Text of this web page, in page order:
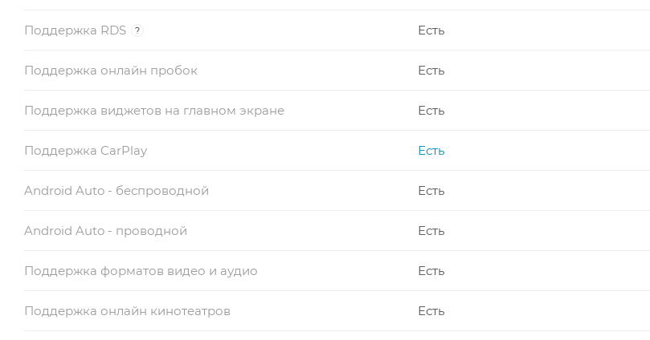
Поддержка RDS ? Есть
Поддержка онлайн пробок Есть
Поддержка виджетов на главном экране Есть
Поддержка CarPlay Есть
Android Auto - беспроводной Есть
Android Auto - проводной Есть
Поддержка форматов видео и аудио Есть
Поддержка онлайн кинотеатров Есть